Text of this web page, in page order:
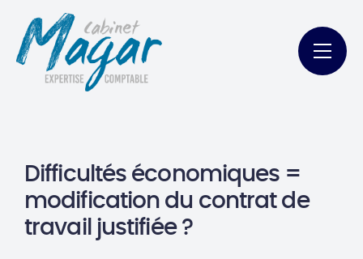
Difficultés économiques =
modification du contrat de
travail justifiée ?